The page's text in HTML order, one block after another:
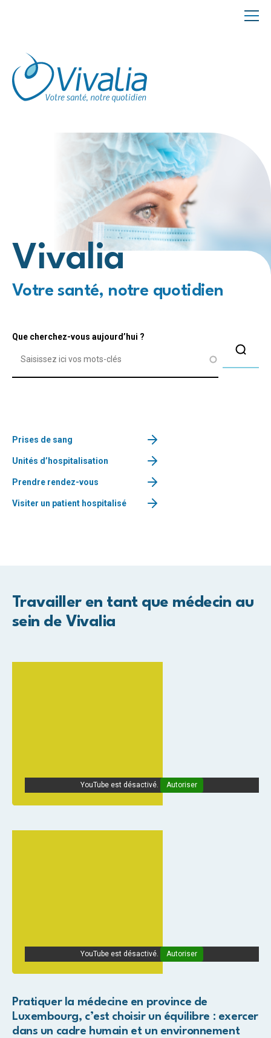
Vivalia
Votre santé, notre quotidien
Que cherchez-vous aujourd’hui ?
Prises de sang
Unités d’hospitalisation
Prendre rendez-vous
Visiter un patient hospitalisé
Travailler en tant que médecin au
sein de Vivalia
YouTube est désactivé. Autoriser
YouTube est désactivé. Autoriser
Pratiquer la médecine en province de
Luxembourg, c’est choisir un équilibre : exercer
dans un cadre humain et un environnement